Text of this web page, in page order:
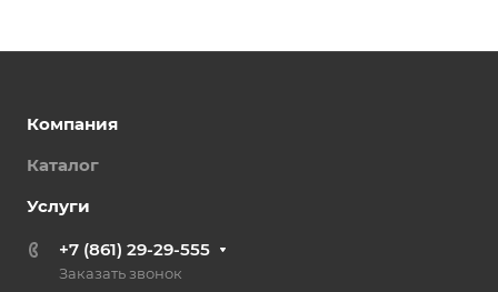
Компания
Каталог
Услуги
+7 (861) 29-29-555
Заказать звонок